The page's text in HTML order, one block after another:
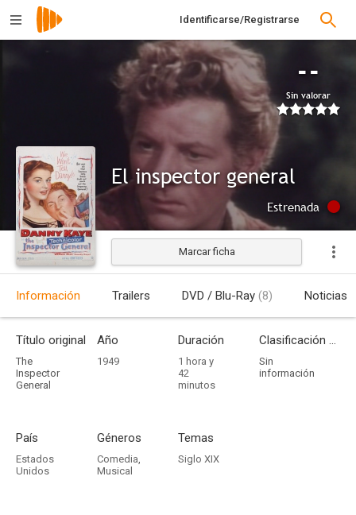
Identificarse/Registrarse
--
Sin valorar
El inspector general
Estrenada
Marcar ficha
Información Trailers DVD / Blu-Ray (8) Noticias
Título original
The
Inspector
General
Año
1949
Duración
1 hora y
42
minutos
Clasificación por edades
Sin
información
País
Estados
Unidos
Géneros
Comedia,
Musical
Temas
Siglo XIX